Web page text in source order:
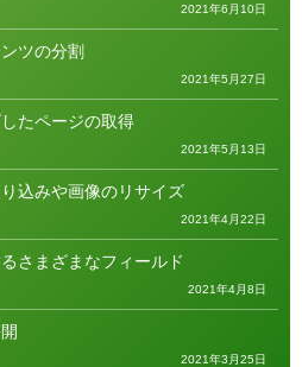
2021年6月10日
ツの分割
2021年5月27日
たページの取得
2021年5月13日
込みや画像のリサイズ
2021年4月22日
さまざまなフィールド
2021年4月8日
2021年3月25日